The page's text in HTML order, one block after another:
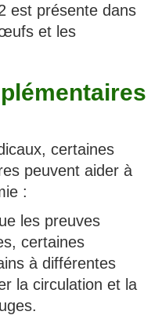
est présente dans
et les
certaines
peuvent aider à
:
les preuves
certaines
à différentes
la circulation et la